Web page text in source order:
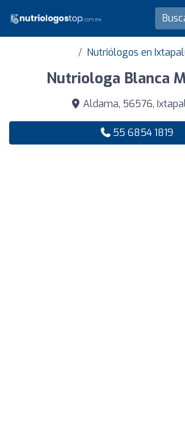
Nutriólogos en
Nutriologa Blanca
Aldama, 56576,
55 6854 1819